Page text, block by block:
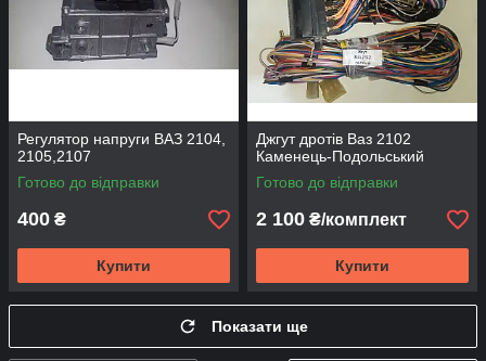
Регулятор напруги ВАЗ 2104,
2105,2107
Готово до відправки
400 ₴
Купити
Джгут дротів Ваз 2102
Каменець-Подольський
Готово до відправки
2 100 ₴/комплект
Купити
Показати ще